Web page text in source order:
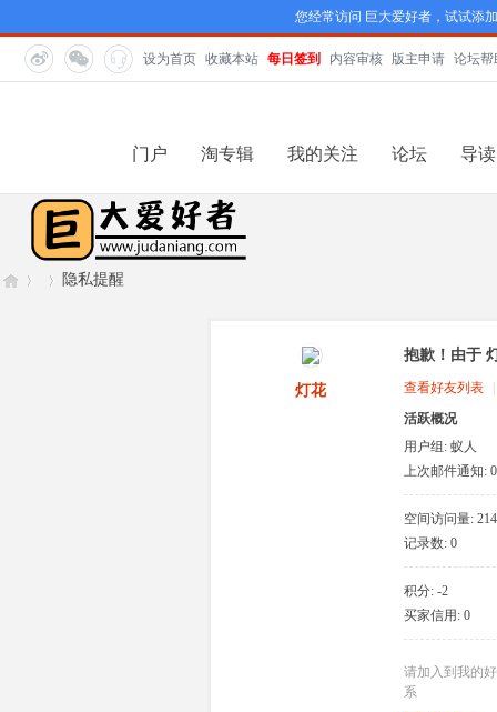
您经常访问 巨大爱好者，试试添
设为首页 收藏本站 每日签到 内容审核 版主申请 论坛帮
门户 淘专辑 我的关注 论坛 导读
隐私提醒
灯花
抱歉！由于
查看好友列表
活跃概况
用户组: 蚁人
上次邮件通知: 0
空间访问量: 214
记录数: 0
积分: -2
买家信用: 0
请加入到我的
系